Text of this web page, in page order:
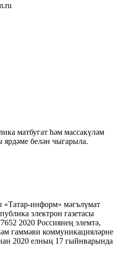
матбугат һәм массакүләм
белән чыгарыла.
информ» мәгълүмат
электрон газетасы
2020 Россиянең элемтә,
гаммәви коммуникацияләрне
2020 елның 17 гыйнварында